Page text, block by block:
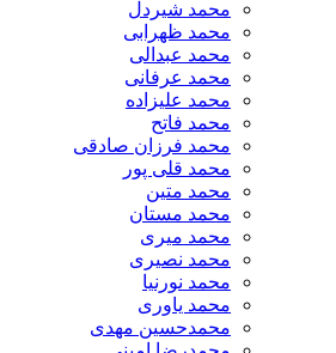
​محمد شیردل
محمد ظهرابی
محمد عبدالی
محمد عرفانی
محمد علیزاده
محمد فاتح
محمد فرزان صادقی
محمد قلی پور
محمد متین
محمد مستان
محمد میری
محمد نصیری
محمد نورنیا
محمد یاوری
محمدحسین مهدی